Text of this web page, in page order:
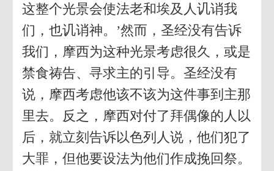
这整个光景会使法老和埃及人讥诮我
们，也讥诮神。’然而，圣经没有告诉
我们，摩西为这种光景考虑很久，或是
禁食祷告、寻求主的引导。圣经没有
说，摩西考虑他该不该为这件事到主那
里去。反之，摩西对付了拜偶像的人以
后，就立刻告诉以色列人说，他们犯了
大罪，但他要设法为他们作成挽回祭。